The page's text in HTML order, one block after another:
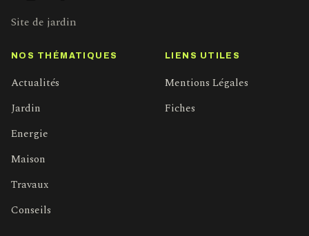
Site de jardin
NOS THÉMATIQUES
Actualités
Jardin
Energie
Maison
Travaux
Conseils
LIENS UTILES
Mentions Légales
Fiches